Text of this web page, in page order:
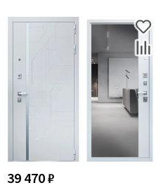
39 470 ₽